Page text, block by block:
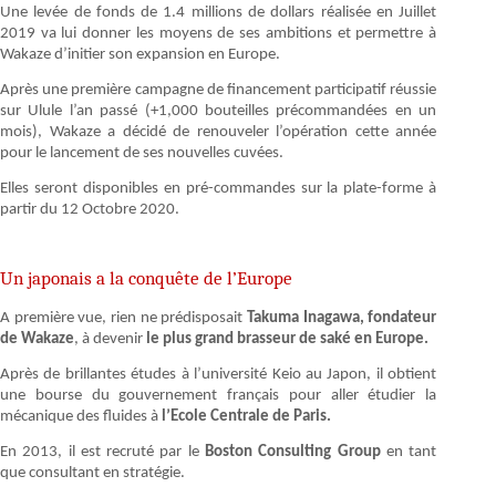
Une levée de fonds de 1.4 millions de dollars réalisée en Juillet
2019 va lui donner les moyens de ses ambitions et permettre à
Wakaze d’initier son expansion en Europe.
Après une première campagne de financement participatif réussie
sur Ulule l’an passé (+1,000 bouteilles précommandées en un
mois), Wakaze a décidé de renouveler l’opération cette année
pour le lancement de ses nouvelles cuvées.
Elles seront disponibles en pré-commandes sur la plate-forme à
partir du 12 Octobre 2020.
Un japonais a la conquête de l’Europe
A première vue, rien ne prédisposait
Takuma Inagawa, fondateur
de Wakaze, à devenir le plus grand brasseur de saké en Europe.
Après de brillantes études à l’université Keio au Japon, il obtient
une bourse du gouvernement français pour aller étudier la
mécanique des fluides à l’Ecole Centrale de Paris.
En 2013, il est recruté par le Boston Consulting Group en tant
que consultant en stratégie.